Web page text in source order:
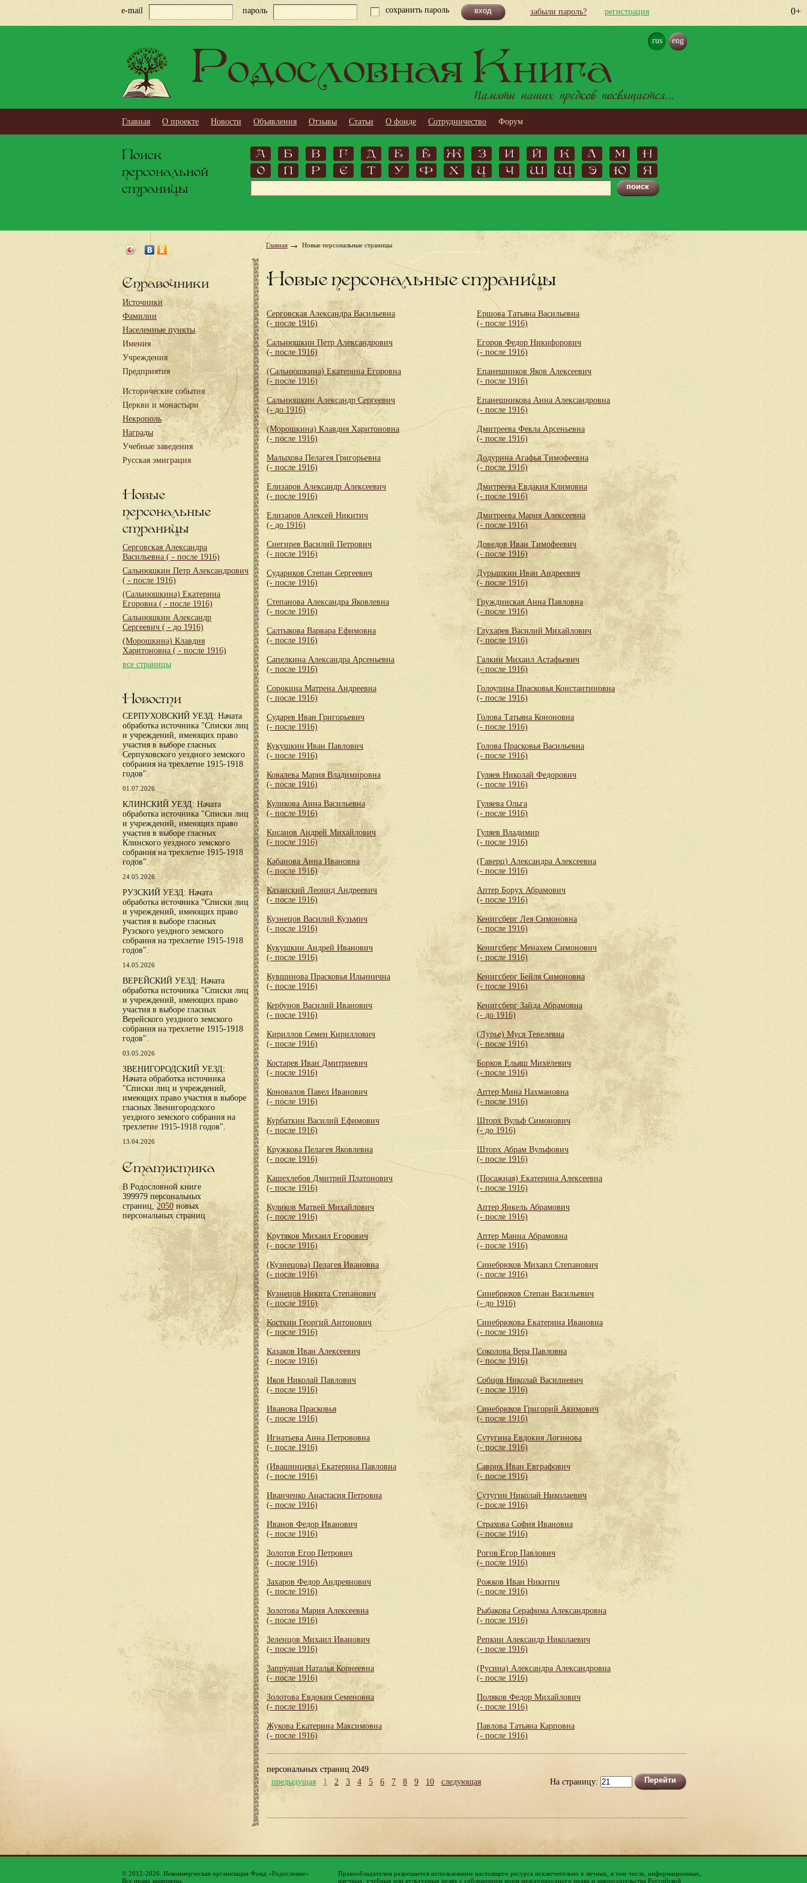
0+
e-mail пароль сохранить пароль забыли пароль? регистрация
rus eng
Родословная Книга
Памяти наших предков посвящается...
Главная О проекте Новости Объявления Отзывы Статьи О фонде Сотрудничество Форум
Поиск
персональной
страницы
А Б В Г Д Е Ё Ж З И Й К Л М
Н
О
П Р С Т У Ф Х Ц Ч Ш Щ Э Ю Я
Справочники
Источники
Фамилии
Населенные пункты
Имения
Учреждения
Предприятия
Исторические события
Церкви и монастыри
Некрополь
Награды
Учебные заведения
Русская эмиграция
Новые
персональные
страницы
Серговская Александра
Васильевна ( - после 1916)
Сальнюшкин Петр Александрович
( - после 1916)
(Сальнюшкина) Екатерина
Егоровна ( - после 1916)
Сальнюшкин Александр
Сергеевич ( - до 1916)
(Морошкина) Клавдия
Харитоновна ( - после 1916)
все страницы
Новости
СЕРПУХОВСКИЙ УЕЗД: Начата
обработка источника "Списки лиц
и учреждений, имеющих право
участия в выборе гласных
Серпуховского уездного земского
собрания на трехлетие 1915-1918
годов".
01.07.2026
КЛИНСКИЙ УЕЗД: Начата
обработка источника "Списки лиц
и учреждений, имеющих право
участия в выборе гласных
Клинского уездного земского
собрания на трехлетие 1915-1918
годов".
24.05.2026
РУЗСКИЙ УЕЗД: Начата
обработка источника "Списки лиц
и учреждений, имеющих право
участия в выборе гласных
Рузского уездного земского
собрания на трехлетие 1915-1918
годов".
14.05.2026
ВЕРЕЙСКИЙ УЕЗД: Начата
обработка источника "Списки лиц
и учреждений, имеющих право
участия в выборе гласных
Верейского уездного земского
собрания на трехлетие 1915-1918
годов".
03.05.2026
ЗВЕНИГОРОДСКИЙ УЕЗД:
Начата обработка источника
"Списки лиц и учреждений,
имеющих право участия в выборе
гласных Звенигородского
уездного земского собрания на
трехлетие 1915-1918 годов".
13.04.2026
Статистика
В Родословной книге
399979 персональных
страниц,2050 новых
персональных страниц
Главная Новые персональные страницы
Новые персональные страницы
Серговская Александра Васильевна
(- после 1916)
Сальнюшкин Петр Александрович
(- после 1916)
(Сальнюшкина) Екатерина Егоровна
(- после 1916)
Сальнюшкин Александр Сергеевич
(- до 1916)
(Морошкина) Клавдия Харитоновна
(- после 1916)
Малыхова Пелагея Григорьевна
(- после 1916)
Елизаров Александр Алексеевич
(- после 1916)
Елизаров Алексей Никитич
(- до 1916)
Снегирев Василий Петрович
(- после 1916)
Судариков Степан Сергеевич
(- после 1916)
Степанова Александра Яковлевна
(- после 1916)
Салтыкова Варвара Ефимовна
(- после 1916)
Сапелкина Александра Арсеньевна
(- после 1916)
Сорокина Матрена Андреевна
(- после 1916)
Сударев Иван Григорьевич
(- после 1916)
Кукушкин Иван Павлович
(- после 1916)
Ковалева Мария Владимировна
(- после 1916)
Куликова Анна Васильевна
(- после 1916)
Кисанов Андрей Михайлович
(- после 1916)
Кабанова Анна Ивановна
(- после 1916)
Казанский Леонид Андреевич
(- после 1916)
Кузнецов Василий Кузьмич
(- после 1916)
Кукушкин Андрей Иванович
(- после 1916)
Кувшинова Прасковья Ильинична
(- после 1916)
Кербунов Василий Иванович
(- после 1916)
Кириллов Семен Кириллович
(- после 1916)
Костарев Иван Дмитриевич
(- после 1916)
Коновалов Павел Иванович
(- после 1916)
Курбаткин Василий Ефимович
(- после 1916)
Кружкова Пелагея Яковлевна
(- после 1916)
Кашехлебов Дмитрий Платонович
(- после 1916)
Куликов Матвей Михайлович
(- после 1916)
Крутяков Михаил Егорович
(- после 1916)
(Кузнецова) Пелагея Ивановна
(- после 1916)
Кузнецов Никита Степанович
(- после 1916)
Косткин Георгий Антонович
(- после 1916)
Казаков Иван Алексеевич
(- после 1916)
Иков Николай Павлович
(- после 1916)
Иванова Прасковья
(- после 1916)
Игнатьева Анна Петрововна
(- после 1916)
(Ивашинцева) Екатерина Павловна
(- после 1916)
Иванченко Анастасия Петровна
(- после 1916)
Иванов Федор Иванович
(- после 1916)
Золотов Егор Петрович
(- после 1916)
Захаров Федор Андреянович
(- после 1916)
Золотова Мария Алексеевна
(- после 1916)
Зеленцов Михаил Иванович
(- после 1916)
Запрудная Наталья Корнеевна
(- после 1916)
Золотова Евдокия Семеновна
(- после 1916)
Жукова Екатерина Максимовна
(- после 1916)
Ершова Татьяна Васильевна
(- после 1916)
Егоров Федор Никифорович
(- после 1916)
Епанешников Яков Алексеевич
(- после 1916)
Епанешникова Анна Александровна
(- после 1916)
Дмитреева Фекла Арсеньевна
(- после 1916)
Додурина Агафья Тимофеевна
(- после 1916)
Дмитреева Евдакия Климовна
(- после 1916)
Дмитреева Мария Алексеевна
(- после 1916)
Доведов Иван Тимофеевич
(- после 1916)
Дурышкин Иван Андреевич
(- после 1916)
Груждинская Анна Павловна
(- после 1916)
Глухарев Василий Михайлович
(- после 1916)
Галкин Михаил Астафьевич
(- после 1916)
Голоулина Прасковья Константиновна
(- после 1916)
Голова Татьяна Кононовна
(- после 1916)
Голова Прасковья Васильевна
(- после 1916)
Гуляев Николай Федорович
(- после 1916)
Гуляева Ольга
(- после 1916)
Гуляев Владимир
(- после 1916)
(Гаверц) Александра Алексеевна
(- после 1916)
Аптер Борух Абрамович
(- после 1916)
Кенигсберг Лея Симоновна
(- после 1916)
Кенигсберг Менахем Симонович
(- после 1916)
Кенигсберг Бейля Симоновна
(- после 1916)
Кенигсберг Зайда Абрамовна
(- до 1916)
(Лурье) Муся Тевелевна
(- после 1916)
Борков Ельяш Михелевич
(- после 1916)
Аптер Мина Нахмановна
(- после 1916)
Шторх Вульф Симонович
(- до 1916)
Шторх Абрам Вульфович
(- после 1916)
(Посажная) Екатерина Алексеевна
(- после 1916)
Аптер Янкель Абрамович
(- после 1916)
Аптер Манна Абрамовна
(- после 1916)
Синебрюхов Михаил Степанович
(- после 1916)
Синебрюхов Степан Васильевич
(- до 1916)
Синебрюхова Екатерина Ивановна
(- после 1916)
Соколова Вера Павловна
(- после 1916)
Собцов Николай Василиевич
(- после 1916)
Синебрюхов Григорий Акимович
(- после 1916)
Сутугина Евдокия Логинова
(- после 1916)
Саврик Иван Евграфович
(- после 1916)
Сутугин Николай Николаевич
(- после 1916)
Страхова София Ивановна
(- после 1916)
Рогов Егор Павлович
(- после 1916)
Рожков Иван Никитич
(- после 1916)
Рыбакова Серафима Александровна
(- после 1916)
Репкин Александр Николаевич
(- после 1916)
(Русина) Александра Александровна
(- после 1916)
Поляков Федор Михайлович
(- после 1916)
Павлова Татьяна Карповна
(- после 1916)
персональных страниц 2049
предыдущая
1 2 3 4 5 6 7 8 9 10 следующая На страницу:
© 2012-2026. Некоммерческая организация Фонд «Родословие»
Все права защищены.
Правообладателем разрешается использование настоящего ресурса исключительно в личных, в том числе, информационных,
научных, учебных или культурных целях с соблюдением норм международного права и законодательства Российской